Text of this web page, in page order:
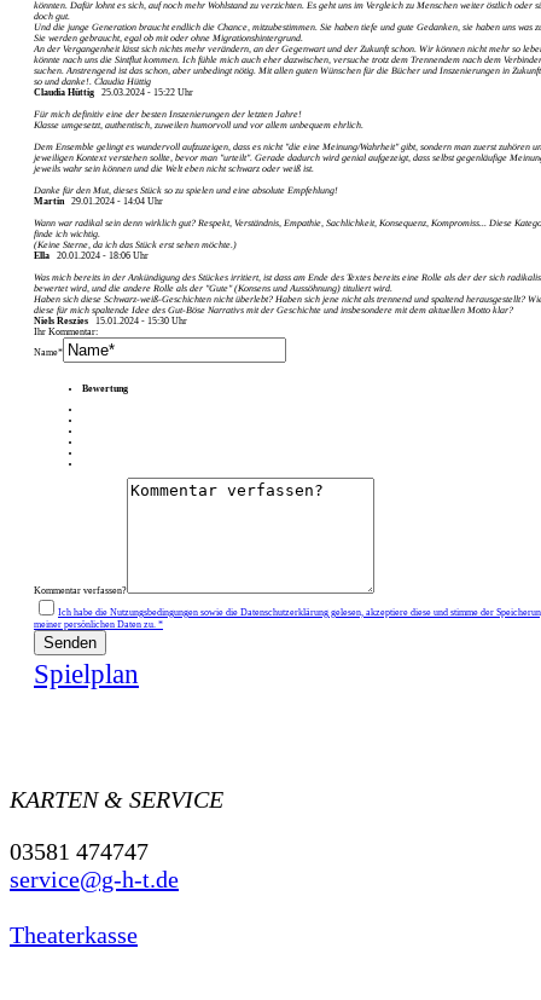
könnten. Dafür lohnt es sich, auf noch mehr Wohlstand zu verzichten. Es geht uns im Vergleich zu Menschen weiter östlich oder
doch gut.
Und die junge Generation braucht endlich die Chance, mitzubestimmen. Sie haben tiefe und gute Gedanken, sie haben uns was
Sie werden gebraucht, egal ob mit oder ohne Migrationshintergrund.
An der Vergangenheit lässt sich nichts mehr verändern, an der Gegenwart und der Zukunft schon. Wir können nicht mehr so
könnte nach uns die Sintflut kommen. Ich fühle mich auch eher dazwischen, versuche trotz dem Trennendem nach dem
suchen. Anstrengend ist das schon, aber unbedingt nötig. Mit allen guten Wünschen für die Bücher und Inszenierungen in
so und danke!. Claudia Hüttig
Claudia Hüttig
25.03.2024 - 15:22 Uhr
Für mich definitiv eine der besten Inszenierungen der letzten Jahre!
Klasse umgesetzt, authentisch, zuweilen humorvoll und vor allem unbequem ehrlich.
Dem Ensemble gelingt es wundervoll aufzuzeigen, dass es nicht "die eine Meinung/­Wahrheit" gibt, sondern man zuerst zuhören
jeweiligen Kontext verstehen sollte, bevor man "urteilt". Gerade dadurch wird genial aufgezeigt, dass selbst gegenläufige
jeweils wahr sein können und die Welt eben nicht schwarz oder weiß ist.
Danke für den Mut, dieses Stück so zu spielen und eine absolute Empfehlung!
Martin 29.01.2024 - 14:04 Uhr
Wann war radikal sein denn wirklich gut? Respekt, Verständnis, Empathie, Sachlichkeit, Konsequenz, Kompromiss... Diese
finde ich wichtig.
(Keine Sterne, da ich das Stück erst sehen möchte.)
Ella
20.01.2024 - 18:06 Uhr
Was mich bereits in der Ankündigung des Stückes irritiert, ist dass am Ende des Textes bereits eine Rolle als der der sich
bewertet wird, und die andere Rolle als der "Gute" (Konsens und Aussöhnung) tituliert wird.
Haben sich diese Schwarz-weiß-Geschichten nicht überlebt? Haben sich jene nicht als trennend und spaltend herausgestellt?
diese für mich spaltende Idee des Gut-Böse Narrativs mit der Geschichte und insbesondere mit dem aktuellen Motto klar?
Niels Reszies
15.01.2024 - 15:30 Uhr
Ihr Kommentar:
Name*
Bewertung
Kommentar verfassen?
Ich habe die Nutzungsbedingungen sowie die Datenschutzerklärung gelesen, akzeptiere diese und stimme der
meiner persönlichen Daten zu. *
Senden
Spielplan
KARTEN & SERVICE
03581 474747
service@g-h-t.de
Theaterkasse